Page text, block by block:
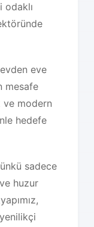
odaklı
eve
mesafe
ve modern
hedefe
sadece
huzur